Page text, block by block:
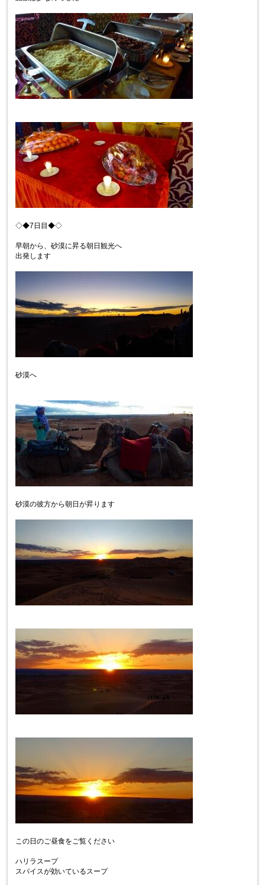
◇◆7日目◆◇
早朝から、砂漠に昇る朝日観光へ
出発します
砂漠へ
砂漠の彼方から朝日が昇ります
この日のご昼食をご覧ください
ハリラスープ
スパイスが効いているスープ